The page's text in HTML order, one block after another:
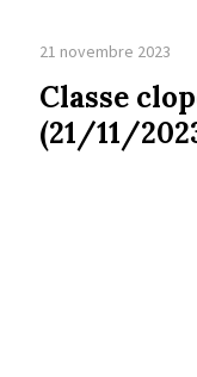
21 novembre 2023
Classe
(21/11/